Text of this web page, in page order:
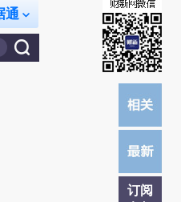
通
订阅